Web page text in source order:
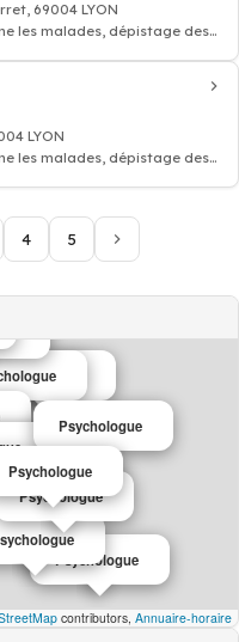
69004 LYON
dépistage des
LYON
dépistage des
4 5
Psychologue
Psychologue
Psychologue
Psychologue
Psychologue
Psychologue
contributors, Annuaire-horaire